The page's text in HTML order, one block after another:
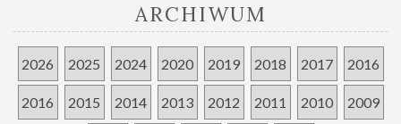
ARCHIWUM
2026 2025 2024 2020 2019 2018 2017 2016
2016 2015 2014 2013 2012 2011 2010 2009